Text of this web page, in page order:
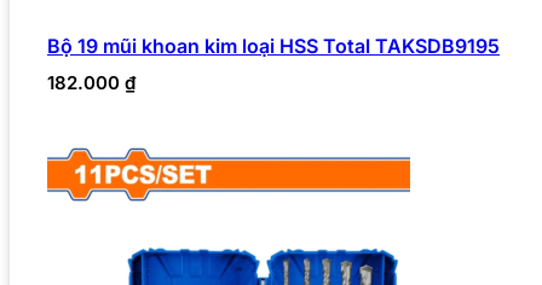
Bộ 19 mũi khoan kim loại HSS Total TAKSDB9195
182.000 ₫